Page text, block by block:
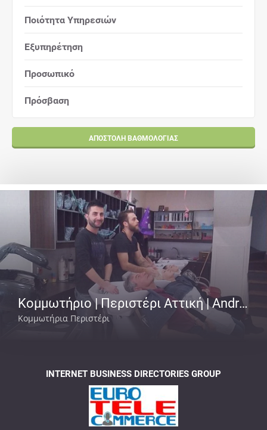
Ποιότητα Υπηρεσιών
Εξυπηρέτηση
Προσωπικό
Πρόσβαση
ΑΠΟΣΤΟΛΉ ΒΑΘΜΟΛΟΓΊΑΣ
Κομμωτήριο | Περιστέρι Αττική | Andrew
Κομμωτήρια Περιστέρι
INTERNET BUSINESS DIRECTORIES GROUP